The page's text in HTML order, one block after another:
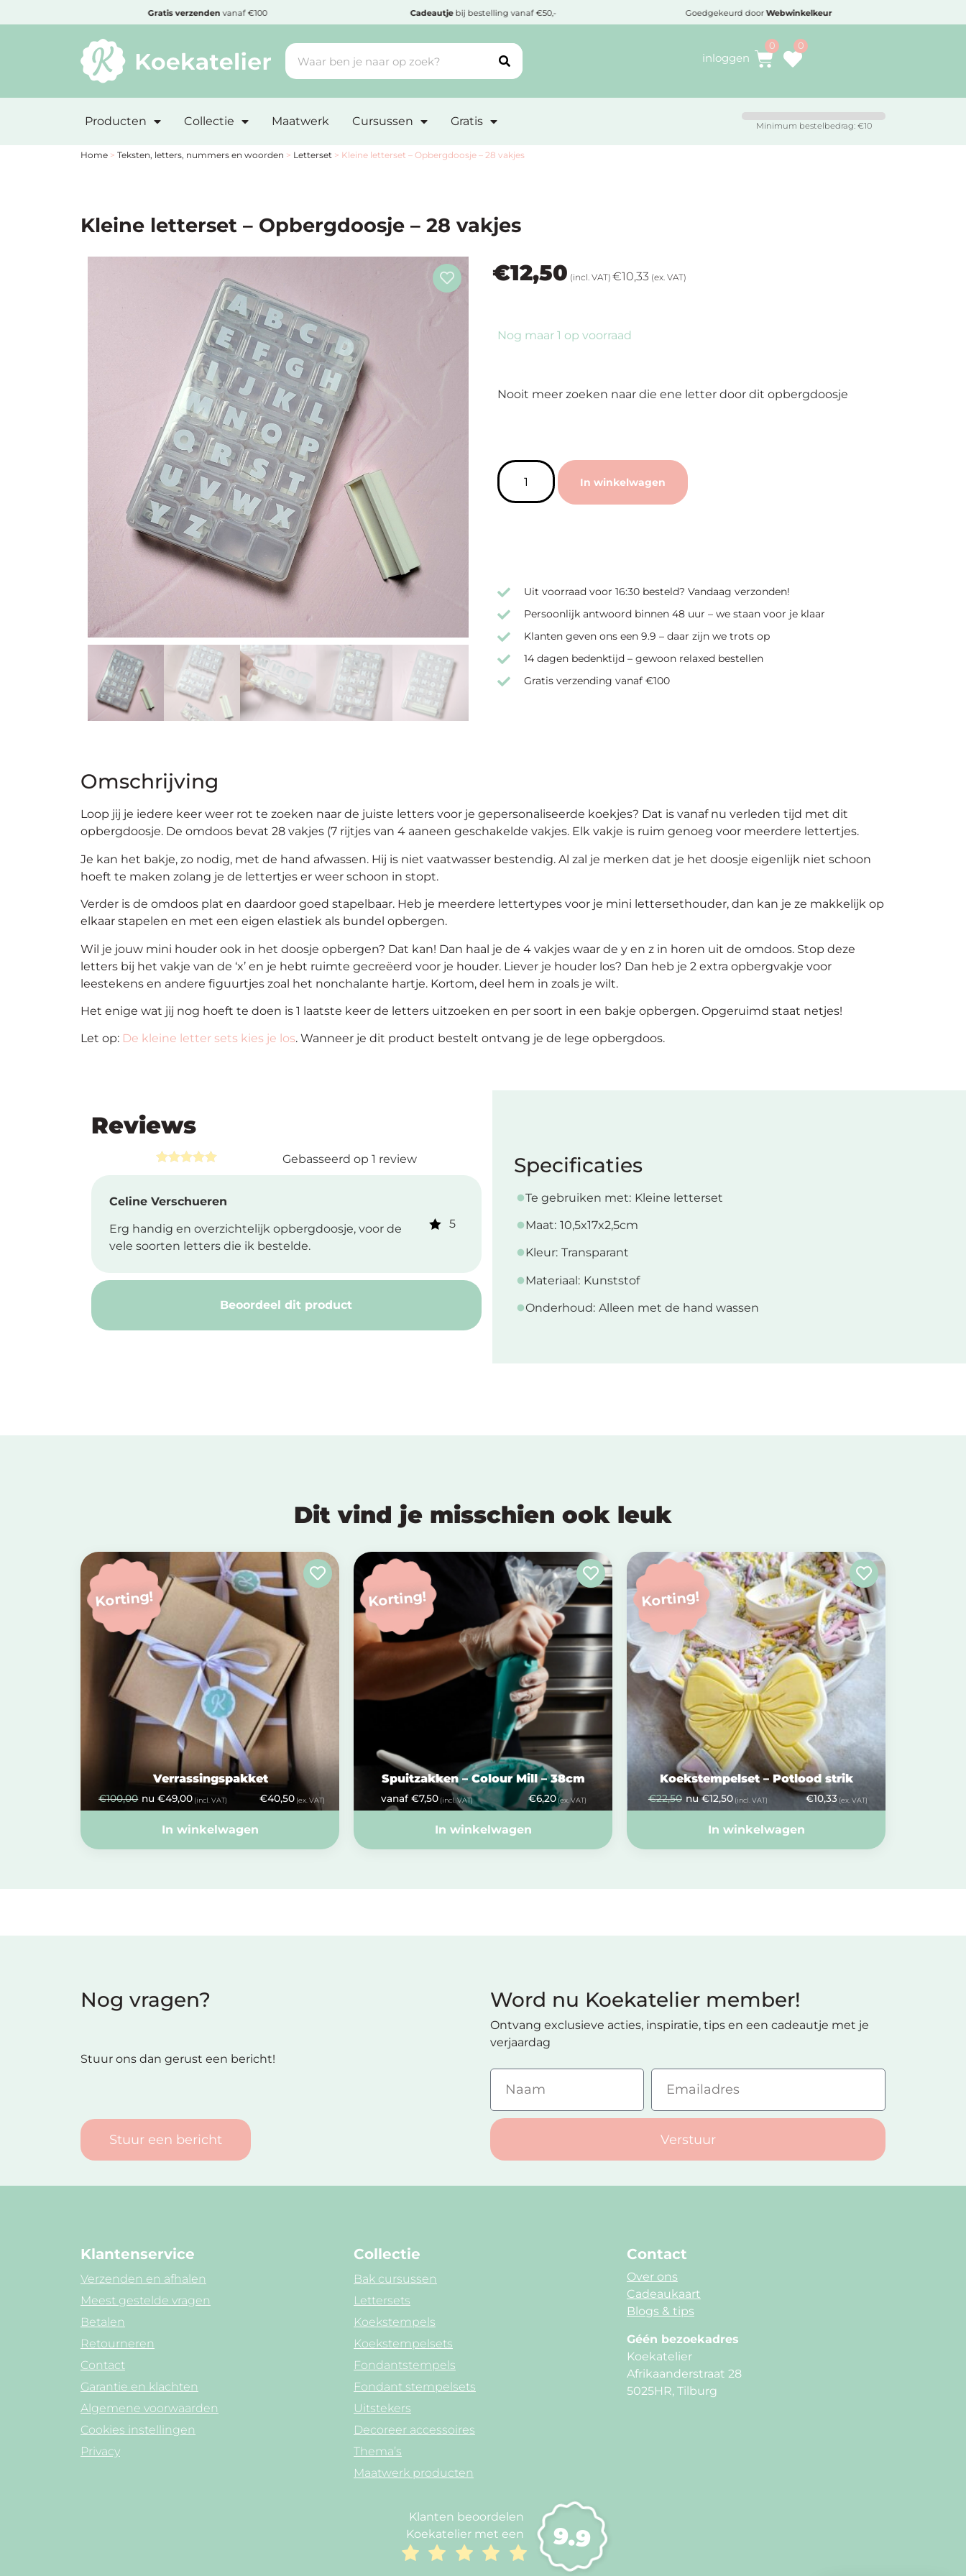
Gratis verzendenvanaf €100 Cadeautjebij bestelling vanaf €50,- Goedgekeurd doorWebwinkelkeur
inloggen
Producten Collectie Maatwerk Cursussen Gratis Minimum bestelbedrag: €10
Home > Teksten, letters, nummers en woorden > Letterset > Kleine letterset – Opbergdoosje – 28 vakjes
Kleine letterset – Opbergdoosje – 28 vakjes
€12,50 (incl. VAT) €10,33 (ex. VAT)
Nog maar 1 op voorraad
Nooit meer zoeken naar die ene letter door dit opbergdoosje
In winkelwagen
Uit voorraad voor 16:30 besteld? Vandaag verzonden!
Persoonlijk antwoord binnen 48 uur – we staan voor je klaar
Klanten geven ons een 9.9 – daar zijn we trots op
14 dagen bedenktijd – gewoon relaxed bestellen
Gratis verzending vanaf €100
Omschrijving
Loop jij je iedere keer weer rot te zoeken naar de juiste letters voor je gepersonaliseerde koekjes? Dat is vanaf nu verleden tijd met dit
opbergdoosje. De omdoos bevat 28 vakjes (7 rijtjes van 4 aaneen geschakelde vakjes. Elk vakje is ruim genoeg voor meerdere lettertjes.
Je kan het bakje, zo nodig, met de hand afwassen. Hij is niet vaatwasser bestendig. Al zal je merken dat je het doosje eigenlijk niet schoon
hoeft te maken zolang je de lettertjes er weer schoon in stopt.
Verder is de omdoos plat en daardoor goed stapelbaar. Heb je meerdere lettertypes voor je mini lettersethouder, dan kan je ze makkelijk op
elkaar stapelen en met een eigen elastiek als bundel opbergen.
Wil je jouw mini houder ook in het doosje opbergen? Dat kan! Dan haal je de 4 vakjes waar de y en z in horen uit de omdoos. Stop deze
letters bij het vakje van de ‘x’ en je hebt ruimte gecreëerd voor je houder. Liever je houder los? Dan heb je 2 extra opbergvakje voor
leestekens en andere figuurtjes zoal het nonchalante hartje. Kortom, deel hem in zoals je wilt.
Het enige wat jij nog hoeft te doen is 1 laatste keer de letters uitzoeken en per soort in een bakje opbergen. Opgeruimd staat netjes!
Let op: De kleine letter sets kies je los. Wanneer je dit product bestelt ontvang je de lege opbergdoos.
Reviews
Gebasseerd op 1 review
Celine Verschueren
Erg handig en overzichtelijk opbergdoosje, voor de
vele soorten letters die ik bestelde.
5
Beoordeel dit product
Specificaties
Te gebruiken met: Kleine letterset
Maat: 10,5x17x2,5cm
Kleur: Transparant
Materiaal: Kunststof
Onderhoud: Alleen met de hand wassen
Dit vind je misschien ook leuk
Korting!
Verrassingspakket
€100,00 nu €49,00 (incl. VAT) €40,50(ex. VAT)
In winkelwagen
Korting!
Spuitzakken – Colour Mill – 38cm
vanaf €7,50(incl. VAT) €6,20(ex. VAT)
In winkelwagen
Korting!
Koekstempelset – Potlood strik
€22,50 nu €12,50(incl. VAT) €10,33 (ex. VAT)
In winkelwagen
Nog vragen?
Stuur ons dan gerust een bericht!
Stuur een bericht
Word nu Koekatelier member!
Ontvang exclusieve acties, inspiratie, tips en een cadeautje met je
verjaardag
Verstuur
Klantenservice
Verzenden en afhalen
Meest gestelde vragen
Betalen
Retourneren
Contact
Garantie en klachten
Algemene voorwaarden
Cookies instellingen
Privacy
Collectie
Bak cursussen
Lettersets
Koekstempels
Koekstempelsets
Fondantstempels
Fondant stempelsets
Uitstekers
Decoreer accessoires
Thema’s
Maatwerk producten
Contact
Over ons
Cadeaukaart
Blogs & tips
Géén bezoekadres
Koekatelier
Afrikaanderstraat 28
5025HR, Tilburg
Klanten beoordelen
Koekatelier met een
9.9